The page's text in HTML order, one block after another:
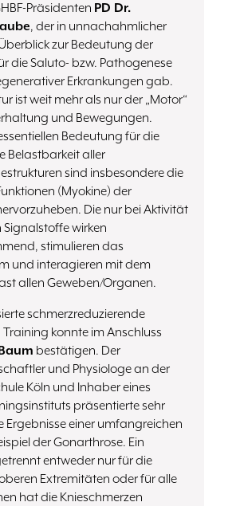
Präsidenten PD Dr.
, der in unnachahmlicher
zur Bedeutung der
die Saluto- bzw. Pathogenese
Erkrankungen gab.
ist weit mehr als nur der „Motor“
und Bewegungen.
Bedeutung für die
Belastbarkeit aller
sind insbesondere die
(Myokine) der
Die nur bei Aktivität
wirken
stimulieren das
und interagieren mit dem
allen Geweben/Organen.
schmerzreduzierende
konnte im Anschluss
bestätigen. Der
und Physiologe an der
Köln und Inhaber eines
präsentierte sehr
Ergebnisse einer umfangreichen
der Gonarthrose. Ein
entweder nur für die
Extremitäten oder für alle
hat die Knieschmerzen